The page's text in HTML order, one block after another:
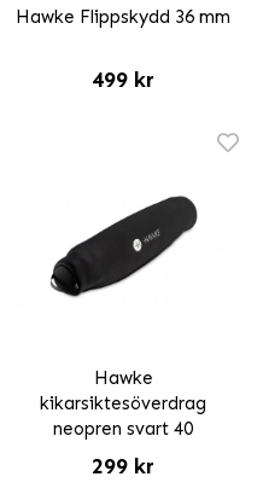
Hawke Flippskydd 36 mm
499 kr
Hawke
kikarsiktesöverdrag
neopren svart 40
299 kr